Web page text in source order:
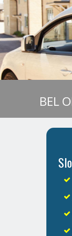
BEL